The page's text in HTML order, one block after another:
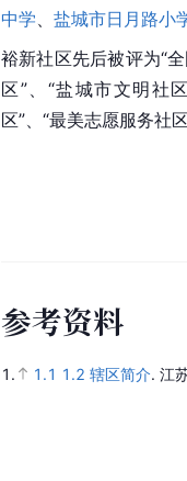
中学
盐城市日月路小
裕新社区先后被评为“
区”、“盐城市文明社
区”、“最美志愿服务社
参考资料
1. 1.1 1.2 辖区简介. 江